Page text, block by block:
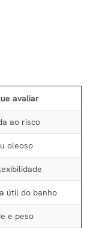
avaliar
ao risco
oleoso
útil do banho
e peso